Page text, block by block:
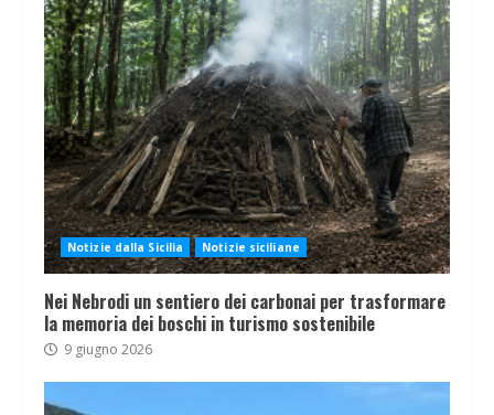
Notizie dalla Sicilia Notizie siciliane
Nei Nebrodi un sentiero dei carbonai per trasformare
la memoria dei boschi in turismo sostenibile
9 giugno 2026